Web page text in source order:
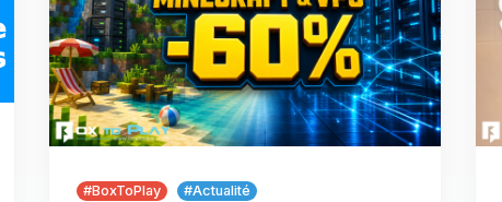
#BoxToPlay #Actualité